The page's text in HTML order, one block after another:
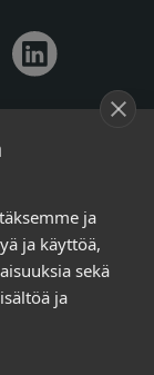
ja
ja käyttöä,
sekä
ja